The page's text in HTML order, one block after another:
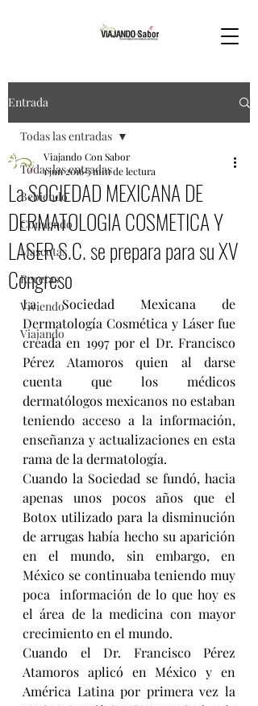
Entrada
Todas las entradas
Bebiendo
Comiendo
Mascotas
Recetas
Viviendo
Viajando
Todas las entradas
La SOCIEDAD MEXICANA DE
DERMATOLOGIA COSMETICA Y
LASER S.C. se prepara para su XV
Congreso
Viajando Con Sabor
1 jun 20163 min de lectura
La Sociedad Mexicana de
Dermatología Cosmética y Láser fue
creada en 1997 por el Dr. Francisco
Pérez Atamoros quien al darse
cuenta que los médicos
dermatólogos mexicanos no estaban
teniendo acceso a la información,
enseñanza y actualizaciones en esta
rama de la dermatología.
Cuando la Sociedad se fundó, hacia
apenas unos pocos años que el
Botox utilizado para la disminución
de arrugas había hecho su aparición
en el mundo, sin embargo, en
México se continuaba teniendo muy
poca  información de lo que hoy es
el área de la medicina con mayor
crecimiento en el mundo.
Cuando el Dr. Francisco Pérez
Atamoros aplicó en México y en
América Latina por primera vez la